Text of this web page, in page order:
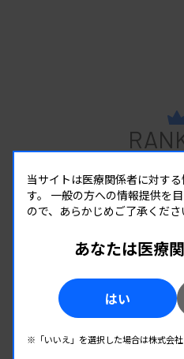
新人臨床検査技師の
チーム医療の中で信
変わり続ける検査の
た後”まで確認
8月8・9両日にはDVT
当サイトは医療関係者に対す
す。 一般の方への情報提供を
ので、あらかじめご了承くださ
あなたは医療
はい
※「いいえ」を選択した場合は株式会社